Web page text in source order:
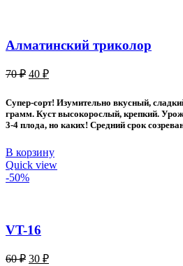
Алматинский триколор
70₽ Первоначальная
составляла
70 ₽.
40 ₽Текущая
40 ₽.
Супер-сорт! Изумительно вкусный,
грамм. Куст высокорослый, крепкий.
3-4 плода, но каких! Средний срок
В корзину
Quick view
-50%
VT-16
60₽ Первоначальная
30 ₽Текущая